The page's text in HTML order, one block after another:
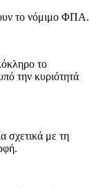
το νόμιμο ΦΠΑ.
το
την κυριότητά
σχετικά με τη